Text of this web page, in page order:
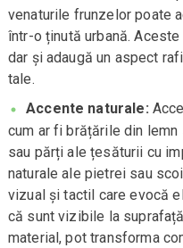
venaturile frunzelor poate
într-o ținută urbană.
dar și adaugă un aspect
tale.
Accente naturale:
cum ar fi brățările din
sau părți ale țesăturii cu
naturale ale pietrei sau
vizual și tactil care evocă
că sunt vizibile la
material, pot transforma